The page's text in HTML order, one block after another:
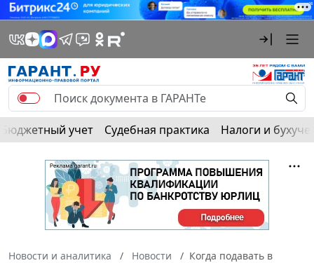
Бюджетный учет Судебная практика Налоги и
Новости и аналитика Новости
Когда подавать в